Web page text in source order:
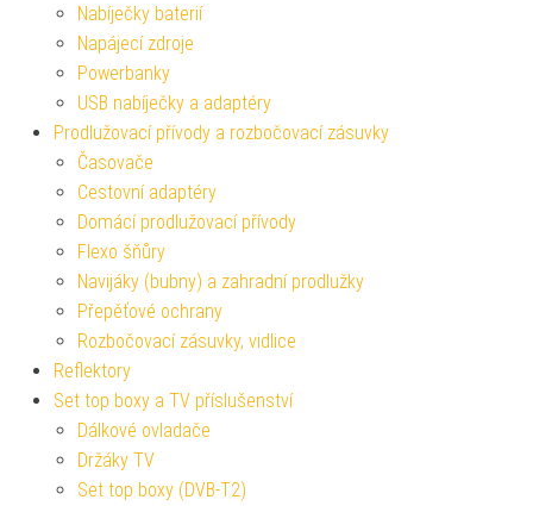
Nabíječky baterií
Napájecí zdroje
Powerbanky
USB nabíječky a adaptéry
Prodlužovací přívody a rozbočovací zásuvky
Časovače
Cestovní adaptéry
Domácí prodlužovací přívody
Flexo šňůry
Navijáky (bubny) a zahradní prodlužky
Přepěťové ochrany
Rozbočovací zásuvky, vidlice
Reflektory
Set top boxy a TV příslušenství
Dálkové ovladače
Držáky TV
Set top boxy (DVB-T2)